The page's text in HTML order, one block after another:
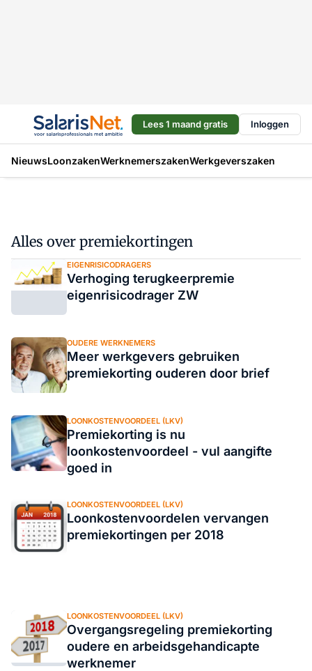
Lees 1 maand gratis Inloggen
NieuwsLoonzakenWerknemerszakenWerkgeverszaken
Alles over premiekortingen
EIGENRISICODRAGERS
Verhoging terugkeerpremie
eigenrisicodrager ZW
OUDERE WERKNEMERS
Meer werkgevers gebruiken
premiekorting ouderen door brief
LOONKOSTENVOORDEEL (LKV)
Premiekorting is nu
loonkostenvoordeel - vul aangifte
goed in
LOONKOSTENVOORDEEL (LKV)
Loonkostenvoordelen vervangen
premiekortingen per 2018
LOONKOSTENVOORDEEL (LKV)
Overgangsregeling premiekorting
oudere en arbeidsgehandicapte
werknemer